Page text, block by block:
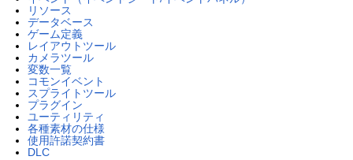
リソース
データベース
ゲーム定義
レイアウトツール
カメラツール
変数一覧
コモンイベント
スプライトツール
プラグイン
ユーティリティ
各種素材の仕様
使用許諾契約書
DLC